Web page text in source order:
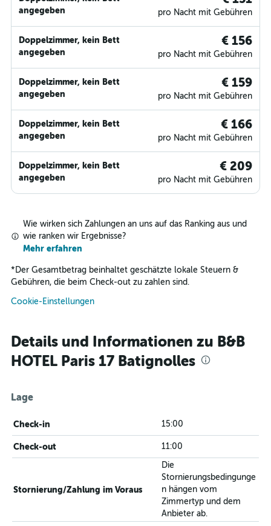
angegeben
pro Nacht mit Gebühren
Doppelzimmer, kein Bett
angegeben
€ 156
pro Nacht mit Gebühren
Doppelzimmer, kein Bett
angegeben
€ 159
pro Nacht mit Gebühren
Doppelzimmer, kein Bett
angegeben
€ 166
pro Nacht mit Gebühren
Doppelzimmer, kein Bett
angegeben
€ 209
pro Nacht mit Gebühren
Wie wirken sich Zahlungen an uns auf das Ranking aus und
wie ranken wir Ergebnisse?
Mehr erfahren
* Der Gesamtbetrag beinhaltet geschätzte lokale Steuern &
Gebühren, die beim Check-out zu zahlen sind.
Cookie-Einstellungen
Details und Informationen zu B&B
HOTEL Paris 17 Batignolles
Lage
Check-in 15:00
Check-out 11:00
Stornierung/Zahlung im Voraus
Die
Stornierungsbedingunge
n hängen vom
Zimmertyp und dem
Anbieter ab.